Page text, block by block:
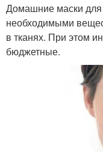
Домашние маски для
необходимыми
в тканях. При этом
бюджетные.